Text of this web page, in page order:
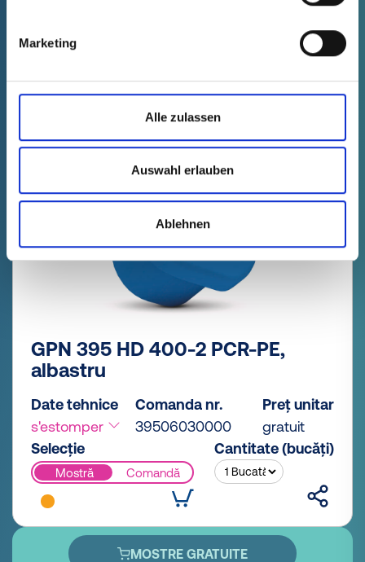
Marketing
Alle zulassen
Auswahl erlauben
Ablehnen
Lista de produse Tabel tehnic
DISPONIBIL ÎN CURÂND
GPN 395 HD 400-2 PCR-PE,
albastru
Date tehnice
s'estomper
Comanda nr.
39506030000
Preț unitar
gratuit
Selecție
Mostră Comandă
Cantitate (bucăți)
MOSTRE GRATUITE